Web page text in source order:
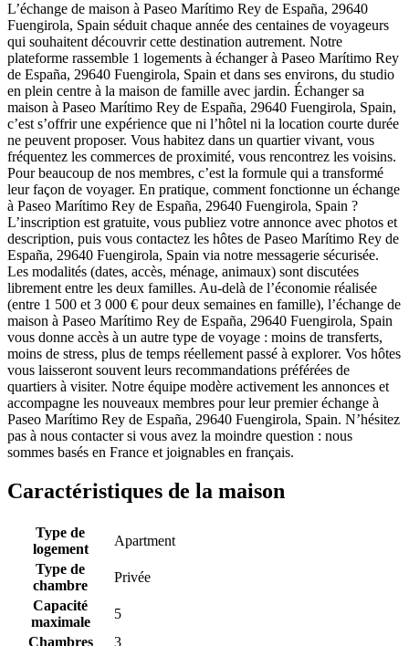
L’échange de maison à Paseo Marítimo Rey de España, 29640
Fuengirola, Spain séduit chaque année des centaines de voyageurs
qui souhaitent découvrir cette destination autrement. Notre
plateforme rassemble 1 logements à échanger à Paseo Marítimo Rey
de España, 29640 Fuengirola, Spain et dans ses environs, du studio
en plein centre à la maison de famille avec jardin. Échanger sa
maison à Paseo Marítimo Rey de España, 29640 Fuengirola, Spain,
c’est s’offrir une expérience que ni l’hôtel ni la location courte durée
ne peuvent proposer. Vous habitez dans un quartier vivant, vous
fréquentez les commerces de proximité, vous rencontrez les voisins.
Pour beaucoup de nos membres, c’est la formule qui a transformé
leur façon de voyager. En pratique, comment fonctionne un échange
à Paseo Marítimo Rey de España, 29640 Fuengirola, Spain ?
L’inscription est gratuite, vous publiez votre annonce avec photos et
description, puis vous contactez les hôtes de Paseo Marítimo Rey de
España, 29640 Fuengirola, Spain via notre messagerie sécurisée.
Les modalités (dates, accès, ménage, animaux) sont discutées
librement entre les deux familles. Au-delà de l’économie réalisée
(entre 1 500 et 3 000 € pour deux semaines en famille), l’échange de
maison à Paseo Marítimo Rey de España, 29640 Fuengirola, Spain
vous donne accès à un autre type de voyage : moins de transferts,
moins de stress, plus de temps réellement passé à explorer. Vos hôtes
vous laisseront souvent leurs recommandations préférées de
quartiers à visiter. Notre équipe modère activement les annonces et
accompagne les nouveaux membres pour leur premier échange à
Paseo Marítimo Rey de España, 29640 Fuengirola, Spain. N’hésitez
pas à nous contacter si vous avez la moindre question : nous
sommes basés en France et joignables en français.
Caractéristiques de la maison
Type de
logement
Apartment
Type de
chambre
Privée
Capacité
maximale
5
Chambres
3